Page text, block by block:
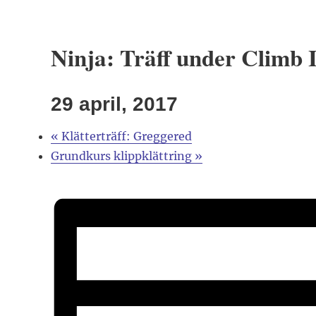
Ninja: Träff under Climb
29 april, 2017
« Klätterträff: Greggered
Grundkurs klippklättring »